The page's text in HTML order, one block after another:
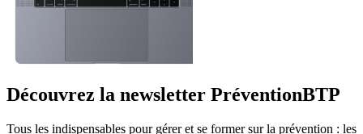
Découvrez la newsletter PréventionBTP
Tous les indispensables pour gérer et se former sur la prévention : les